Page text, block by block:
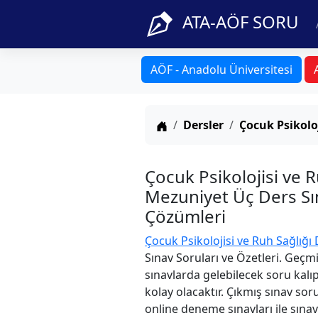
ATA-AÖF SORU
AÖF - Anadolu Üniversitesi
Anasayfa
Dersler Çocuk
Çocuk Psikolojisi ve
Mezuniyet Üç Ders
Çözümleri
Çocuk Psikolojisi ve Ruh Sağlığı
Sınav Soruları ve Özetleri.
sınavlarda gelebilecek soru
kolay olacaktır. Çıkmış sınav
online deneme sınavları ile